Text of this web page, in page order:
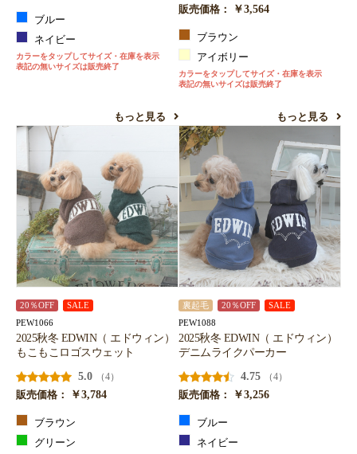
ブルー
ネイビー
カラーをタップしてサイズ・在庫を表示
表記の無いサイズは販売終了
もっと見る
販売価格：
￥3,564
ブラウン
アイボリー
カラーをタップしてサイズ・在庫を表示
表記の無いサイズは販売終了
もっと見る
20％OFF SALE
PEW1066
2025秋冬 EDWIN（ エドウィン）
もこもこロゴスウェット
5.0
（4）
販売価格：
￥3,784
ブラウン
グリーン
裏起毛 20％OFF SALE
PEW1088
2025秋冬 EDWIN（ エドウィン）
デニムライクパーカー
4.75
（4）
販売価格：
￥3,256
ブルー
ネイビー